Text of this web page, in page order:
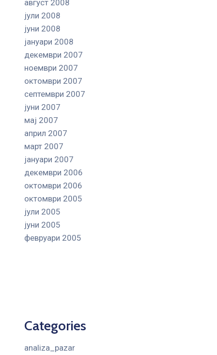
август 2008
јули 2008
јуни 2008
јануари 2008
декември 2007
ноември 2007
октомври 2007
септември 2007
јуни 2007
мај 2007
април 2007
март 2007
јануари 2007
декември 2006
октомври 2006
октомври 2005
јули 2005
јуни 2005
февруари 2005
Categories
analiza_pazar